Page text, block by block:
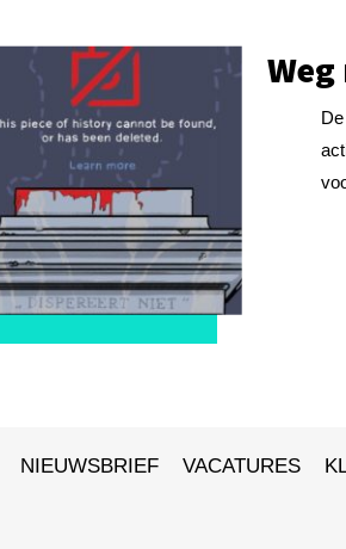
NIEUWSBRIEF VACATURES